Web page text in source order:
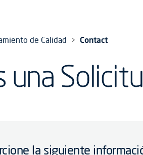
de Calidad Contact
una
la siguiente